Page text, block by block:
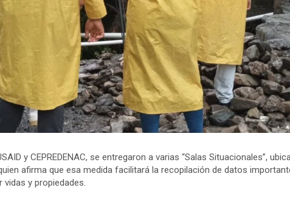
y CEPREDENAC, se entregaron a varias “Salas Situacionales”,
afirma que esa medida facilitará la recopilación de datos
y propiedades.